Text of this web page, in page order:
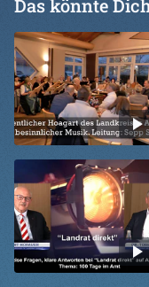
Das könnte